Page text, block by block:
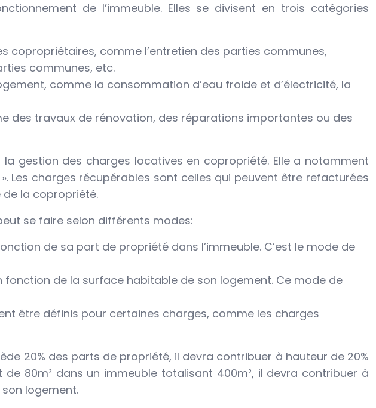
de l’immeuble. Elles se divisent en trois catégories
copropriétaires, comme l’entretien des parties communes,
communes, etc.
comme la consommation d’eau froide et d’électricité, la
des travaux de rénovation, des réparations importantes ou des
gestion des charges locatives en copropriété. Elle a notamment
Les charges récupérables sont celles qui peuvent être refacturées
la copropriété.
se faire selon différents modes:
de sa part de propriété dans l’immeuble. C’est le mode de
de la surface habitable de son logement. Ce mode de
être définis pour certaines charges, comme les charges
20% des parts de propriété, il devra contribuer à hauteur de 20%
80m² dans un immeuble totalisant 400m², il devra contribuer à
logement.